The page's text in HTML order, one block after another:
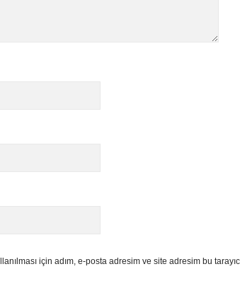
için adım, e-posta adresim ve site adresim bu